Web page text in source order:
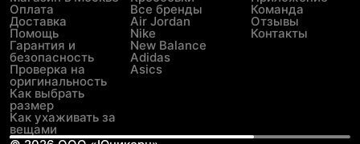
Оплата
Доставка
Помощь
Гарантия и
безопасность
Проверка на
оригинальность
Как выбрать
размер
Как ухаживать за
вещами
Все бренды
Air Jordan
Nike
New Balance
Adidas
Asics
Команда
Отзывы
Контакты